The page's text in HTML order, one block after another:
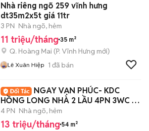
Nhà riêng ngõ 259 vĩnh hưng
dt35m2x5t giá 11tr
3 PN Nhà ngõ, hẻm
11 triệu/tháng 35 m²
Q. Hoàng Mai (P. Vĩnh Hưng mới)
Lê Xuân Hiệp 1 đã bán
NGAY VẠN PHÚC- KDC
HỒNG LONG NHÀ 2 LẦU 4PN 3WC Ở
+ VPCTY+ KD ONLINE
4 PN Nhà ngõ, hẻm
13 triệu/tháng 54 m²